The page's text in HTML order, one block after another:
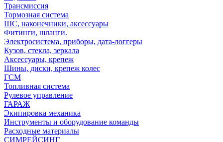
Трансмиссия
Тормозная система
ШС, наконечники, аксессуары
Фитинги, шланги.
Электросистема, приборы, дата-логгеры
Кузов, стекла, зеркала
Аксессуары, крепеж
Шины, диски, крепеж колес
ГСМ
Топливная система
Рулевое управление
ГАРАЖ
Экипировка механика
Инструменты и оборудование команды
Расходные материалы
СИМРЕЙСИНГ